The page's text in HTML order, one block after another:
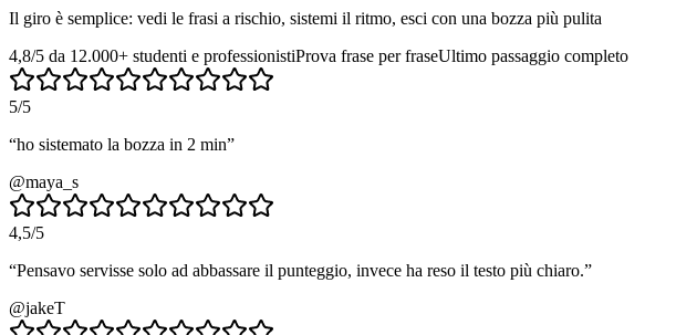
Il giro è semplice: vedi le frasi a rischio, sistemi il ritmo, esci con una bozza più pulita
4,8/5 da 12.000+ studenti e professionistiProva frase per fraseUltimo passaggio completo
5/5
“ho sistemato la bozza in 2 min”
@maya_s
4,5/5
“Pensavo servisse solo ad abbassare il punteggio, invece ha reso il testo più chiaro.”
@jakeT